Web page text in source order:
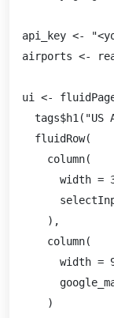
api_key <-
airports <-
ui <-
tags$h1("US
  fluidRow(
    column(
width =
    ),
    column(
width =
    )